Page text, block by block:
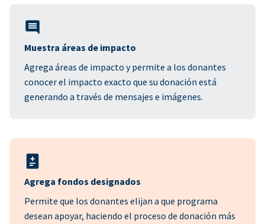
Muestra áreas de impacto
Agrega áreas de impacto y permite a los donantes
conocer el impacto exacto que su donación está
generando a través de mensajes e imágenes.
Agrega fondos designados
Permite que los donantes elijan a que programa
desean apoyar, haciendo el proceso de donación más